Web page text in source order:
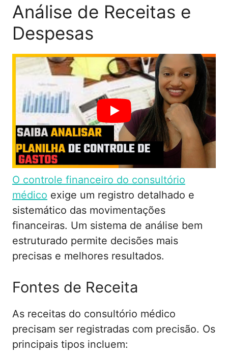
Análise de Receitas e
Despesas
O controle financeiro do consultório
médico exige um registro detalhado e
sistemático das movimentações
financeiras. Um sistema de análise bem
estruturado permite decisões mais
precisas e melhores resultados.
Fontes de Receita
As receitas do consultório médico
precisam ser registradas com precisão. Os
principais tipos incluem: